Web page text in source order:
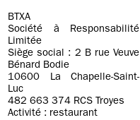
BTXA
Société à Responsabilité
Limitée
Siège social : 2 B rue Veuve
Bénard Bodie
10600 La Chapelle-Saint-
Luc
482 663 374 RCS Troyes
Activité : restaurant